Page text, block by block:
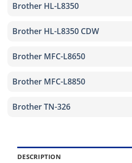
Brother HL-L8350
Brother HL-L8350 CDW
Brother MFC-L8650
Brother MFC-L8850
Brother TN-326
DESCRIPTION